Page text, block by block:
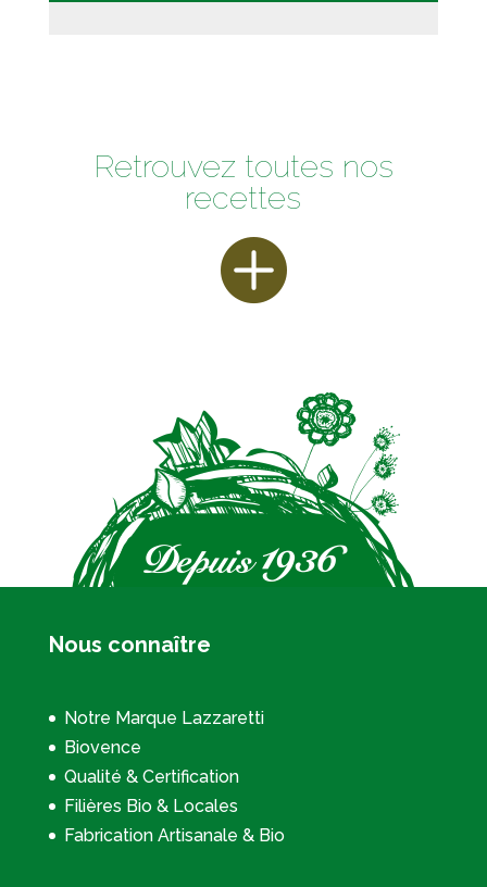
Retrouvez toutes nos
recettes
Nous connaître
Notre Marque Lazzaretti
Biovence
Qualité & Certification
Filières Bio & Locales
Fabrication Artisanale & Bio